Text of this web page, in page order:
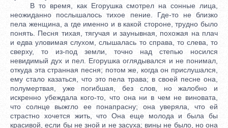
В то время, как Егорушка смотрел на сонные лица,
неожиданно послышалось тихое пение. Где-то не близко
пела женщина, а где именно и в какой стороне, трудно было
понять. Песня тихая, тягучая и заунывная, похожая на плач
и едва уловимая слухом, слышалась то справа, то слева, то
сверху, то из-под земли, точно над степью носился
невидимый дух и пел. Егорушка оглядывался и не понимал,
откуда эта странная песня; потом же, когда он прислушался,
ему стало казаться, что это пела трава; в своей песне она,
полумертвая, уже погибшая, без слов, но жалобно и
искренно убеждала кого-то, что она ни в чем не виновата,
что солнце выжгло ее понапрасну; она уверяла, что ей
страстно хочется жить, что Она еще молода и была бы
красивой, если бы не зной и не засуха; вины не было, но она